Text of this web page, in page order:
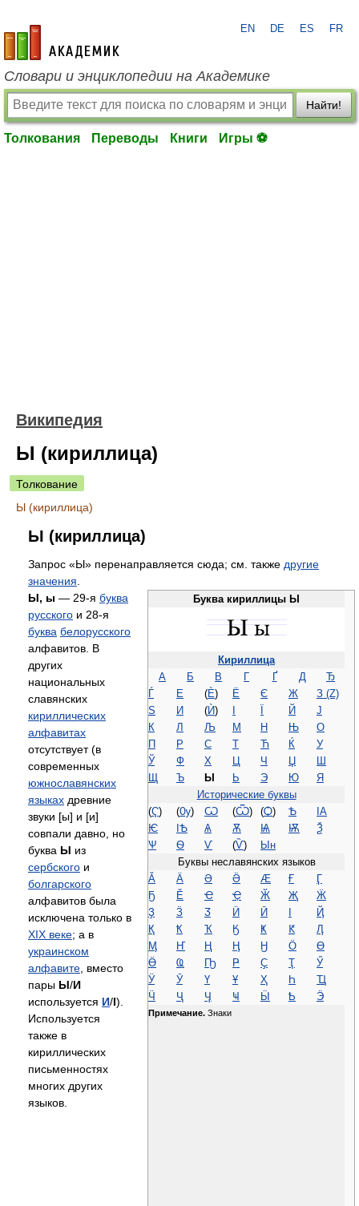
academic.ru
EN DE ES FR
Словари и энциклопедии на Академике
Найти!
Толкования Переводы Книги Игры ⚽
Википедия
Ы (кириллица)
Толкование
Ы (кириллица)
Ы (кириллица)
Запрос «Ы» перенаправляется сюда; см. также другие
значения
Буква кириллицы Ы
Кириллица
А
Б В Г Ґ Д
Ђ
Ѓ
Е (Ѐ) Ё Є Ж
З (Ζ)
Ѕ
И (Ѝ) Й
Ј
К
Л Љ М Н Њ
О
П
Р С Т Ћ Ќ
У
Ў
Ф Х Ц Ч Џ
Ш
Щ
Ъ Ы Ь Э Ю
Я
Исторические буквы
(Ҁ) (Ѹ) Ѡ (Ѿ) (Ѻ) Ѣ
ІA
Ѥ
ІѢ Ѧ Ѫ Ѩ Ѭ
Ѯ
Ѱ
Ѳ Ѵ (Ѷ)
Ын
Буквы неславянских языков
Ӑ
Ӓ Ә Ӛ Ӕ Ғ
Ӷ
Ҕ
Ӗ Ҽ Ҿ Ӂ Җ
Ӝ
Ҙ
Ӟ Ӡ Ӥ Ӣ
Ҋ
Қ
Ҟ Ҡ Ӄ Ҝ Ԟ
Ӆ
Ӎ
Ҥ Ң Ӊ Ӈ Ӧ
Ө
Ӫ
Ҩ Ҧ Ҏ Ҫ Ҭ
Ӳ
Ӱ
Ӯ Ү Ұ Ҳ Һ
Ҵ
Ӵ
Ҷ Ӌ Ҹ Ӹ Ҍ Ӭ
Примечание. Знаки
Ы, ы — 29-я буква
русского и 28-я
буква белорусского
алфавитов. В
других
национальных
славянских
кириллических
алфавитах
отсутствует (в
современных
южнославянских
языках древние
звуки [ы] и [и]
совпали давно, но
буква Ы из
сербского и
болгарского
алфавитов была
исключена только в
XIX веке; а в
украинском
алфавите , вместо
пары Ы/И
используется И/І).
Используется
также в
кириллических
письменностях
многих других
языков.